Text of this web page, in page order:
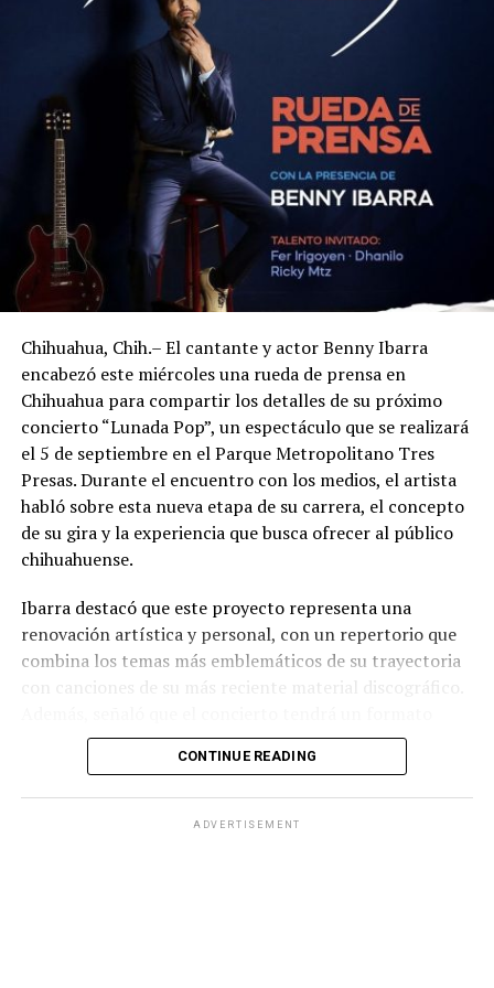
Chihuahua, Chih.– El cantante y actor Benny Ibarra
encabezó este miércoles una rueda de prensa en
Chihuahua para compartir los detalles de su próximo
concierto “Lunada Pop”, un espectáculo que se realizará
el 5 de septiembre en el Parque Metropolitano Tres
Presas. Durante el encuentro con los medios, el artista
habló sobre esta nueva etapa de su carrera, el concepto
de su gira y la experiencia que busca ofrecer al público
chihuahuense.
Ibarra destacó que este proyecto representa una
renovación artística y personal, con un repertorio que
combina los temas más emblemáticos de su trayectoria
con canciones de su más reciente material discográfico.
pensado para disfrutarse al aire libre, acompañado de
propuestas gastronómicas, talento local y una
atmósfera de convivencia.
CONTINUE READING
ADVERTISEMENT